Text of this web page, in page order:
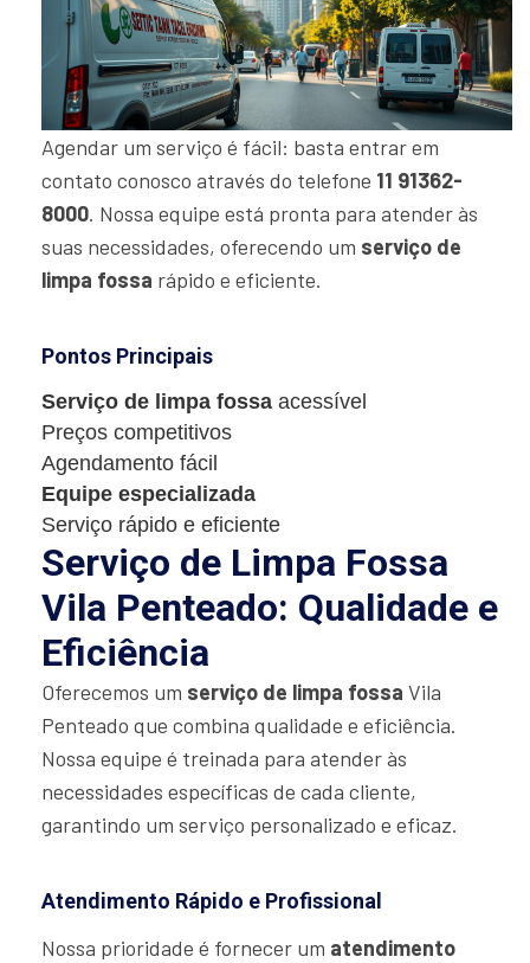
Agendar um serviço é fácil: basta entrar em
contato conosco através do telefone 11 91362-
8000. Nossa equipe está pronta para atender às
suas necessidades, oferecendo um serviço de
limpa fossa rápido e eficiente.
Pontos Principais
Serviço de limpa fossa acessível
Preços competitivos
Agendamento fácil
Equipe especializada
Serviço rápido e eficiente
Serviço de Limpa Fossa
Vila Penteado: Qualidade e
Eficiência
Oferecemos um serviço de limpa fossa Vila
Penteado que combina qualidade e eficiência.
Nossa equipe é treinada para atender às
necessidades específicas de cada cliente,
garantindo um serviço personalizado e eficaz.
Atendimento Rápido e Profissional
Nossa prioridade é fornecer um atendimento